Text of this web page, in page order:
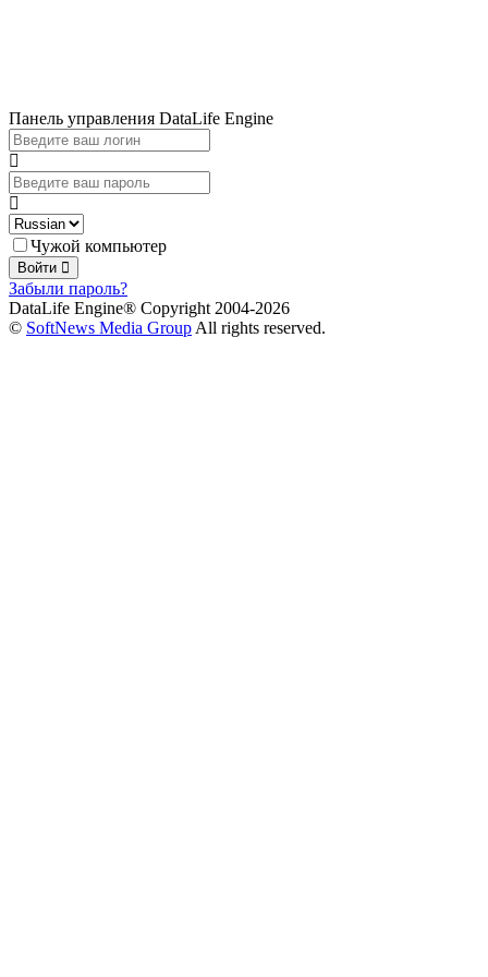
Панель управления DataLife Engine
Чужой компьютер
Войти
Забыли пароль?
DataLife Engine® Copyright 2004-2026
© SoftNews Media Group All rights reserved.